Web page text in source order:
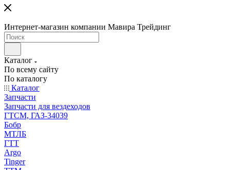
Интернет-магазин компании Мавира Трейдинг
Каталог
По всему сайту
По каталогу
Каталог
Запчасти
Запчасти для вездеходов
ГТСМ, ГАЗ-34039
Бобр
МТЛБ
ГТТ
Argo
Tinger